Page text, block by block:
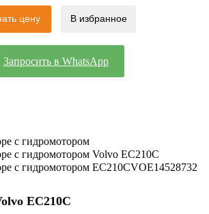
цену В избранное
Запросить в WhatsApp
с гидромотором
с гидромотором Volvo EC210C
с гидромотором EC210CVOE14528732
EC210C